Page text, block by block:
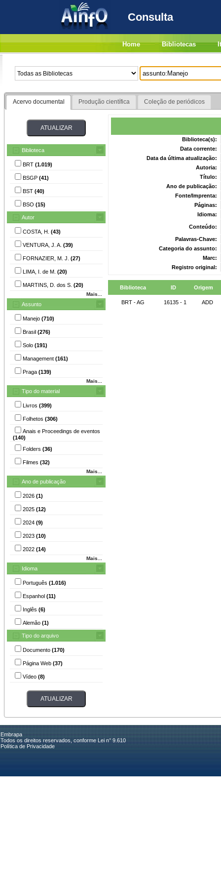
Consulta
Home Bibliotecas
Acervo documental Produção científica Coleção de periódicos
Biblioteca
BRT (1.019)
BSGP (41)
BST (40)
BSO (15)
Autor
COSTA, H. (43)
VENTURA, J. A. (39)
FORNAZIER, M. J. (27)
LIMA, I. de M. (20)
MARTINS, D. dos S. (20)
Mais...
Assunto
Manejo (710)
Brasil (276)
Solo (191)
Management (161)
Praga (139)
Mais...
Tipo do material
Livros (399)
Folhetos (306)
Anais e Proceedings de eventos
(140)
Folders (36)
Filmes (32)
Mais...
Ano de publicação
2026 (1)
2025 (12)
2024 (9)
2023 (10)
2022 (14)
Mais...
Idioma
Português (1.016)
Espanhol (11)
Inglês (6)
Alemão (1)
Tipo do arquivo
Documento (170)
Página Web (37)
Vídeo (8)
Biblioteca(s):
Data corrente:
Data da última atualização:
Autoria:
Título:
Ano de publicação:
Fonte/Imprenta:
Páginas:
Idioma:
Conteúdo:
Palavras-Chave:
Categoria do assunto:
Marc:
Registro original:
Biblioteca ID Origem
BRT - AG 16135 - 1 ADD
Embrapa
Todos os direitos reservados, conforme Lei n° 9.610
Política de Privacidade